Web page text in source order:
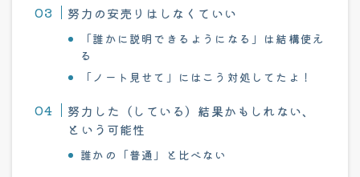
努力の安売りはしなくていい
「誰かに説明できるようになる」は結構使え
る
「ノート見せて」にはこう対処してたよ！
努力した（している）結果かもしれない、
という可能性
誰かの「普通」と比べない